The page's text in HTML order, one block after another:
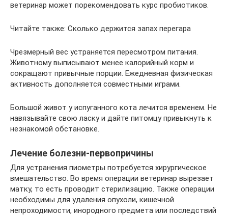
ветеринар может порекомендовать курс пробиотиков.
Читайте также: Сколько держится запах перегара
Чрезмерный вес устраняется пересмотром питания.
Животному выписывают менее калорийный корм и
сокращают привычные порции. Ежедневная физическая
активность дополняется совместными играми.
Большой живот у испуганного кота лечится временем. Не
навязывайте свою ласку и дайте питомцу привыкнуть к
незнакомой обстановке.
Лечение болезни-первопричины
Для устранения пиометры потребуется хирургическое
вмешательство. Во время операции ветеринар вырезает
матку, то есть проводит стерилизацию. Также операции
необходимы для удаления опухоли, кишечной
непроходимости, инородного предмета или последствий